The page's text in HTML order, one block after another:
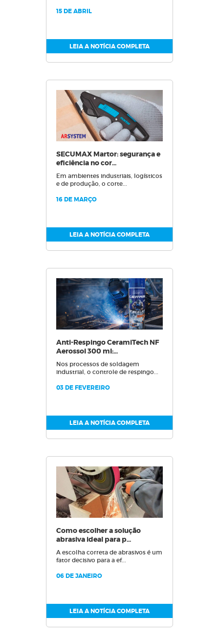
15 DE ABRIL
LEIA A NOTÍCIA COMPLETA
SECUMAX Martor: segurança e
eficiência no cor...
Em ambientes industriais, logísticos
e de produção, o corte...
16 DE MARÇO
LEIA A NOTÍCIA COMPLETA
Anti-Respingo CeramiTech NF
Aerossol 300 ml:...
Nos processos de soldagem
industrial, o controle de respingo...
03 DE FEVEREIRO
LEIA A NOTÍCIA COMPLETA
Como escolher a solução
abrasiva ideal para p...
A escolha correta de abrasivos é um
fator decisivo para a ef...
06 DE JANEIRO
LEIA A NOTÍCIA COMPLETA